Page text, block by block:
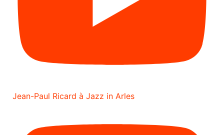
Jean-Paul Ricard à Jazz in Arles